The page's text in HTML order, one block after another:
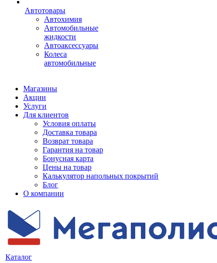
Автотовары
Автохимия
Автомобильные
жидкости
Автоаксессуары
Колеса
автомобильные
Магазины
Акции
Услуги
Для клиентов
Условия оплаты
Доставка товара
Возврат товара
Гарантия на товар
Бонусная карта
Цены на товар
Калькулятор напольных покрытий
Блог
О компании
Каталог